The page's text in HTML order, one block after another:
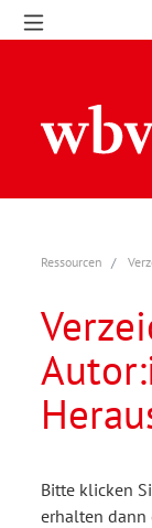
Ressourcen
Bitte klicken
erhalten dann